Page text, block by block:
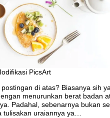
PicsArt
di atas? Biasanya sih
menurunkan berat badan
Padahal, sebenarnya bukan
tulisakan uraiannya ya…